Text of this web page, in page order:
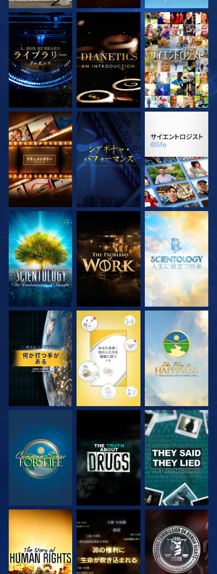
シリーズを探求 シリーズを探求 観る
シリーズを探求 観る シリーズを探求
シリーズを探求 シリーズを探求 シリーズを探求
観る 観る 観る
観る 観る 観る
観る 観る 観る